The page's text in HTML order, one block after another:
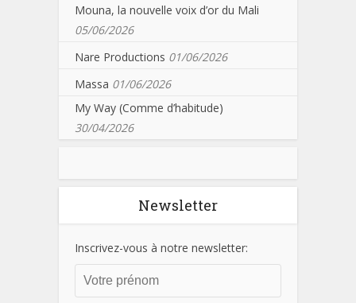
Mouna, la nouvelle voix d’or du Mali
05/06/2026
Nare Productions 01/06/2026
Massa 01/06/2026
My Way (Comme d’habitude)
30/04/2026
Newsletter
Inscrivez-vous à notre newsletter: